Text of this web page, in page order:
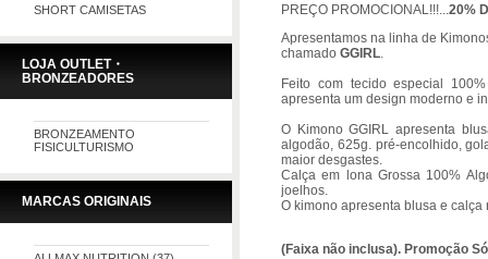
SHORT CAMISETAS
LOJA OUTLET・
BRONZEADORES
BRONZEAMENTO
FISICULTURISMO
MARCAS ORIGINAIS
PREÇO PROMOCIONAL!!!...20%
Apresentamos na linha de
chamado GGIRL.
Feito com tecido especial
apresenta um design moderno e
O Kimono GGIRL apresenta
algodão, 625g. pré-encolhido,
maior desgastes.
Calça em lona Grossa 100%
joelhos.
O kimono apresenta blusa e
(Faixa não inclusa). Promoção